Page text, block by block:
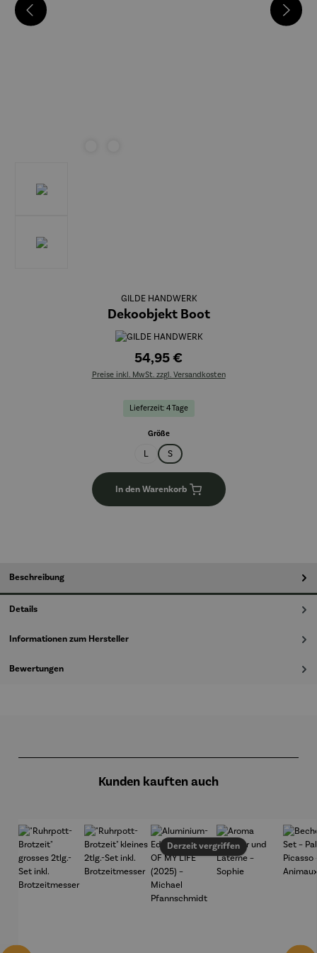
GILDE HANDWERK
Dekoobjekt Boot
54,95 €
Preise inkl. MwSt. zzgl. Versandkosten
Lieferzeit: 4 Tage
Größeauswählen
L S
In den Warenkorb
Beschreibung
Details
Informationen zum Hersteller
Bewertungen
Kunden kauften auch
Derzeit vergriffen